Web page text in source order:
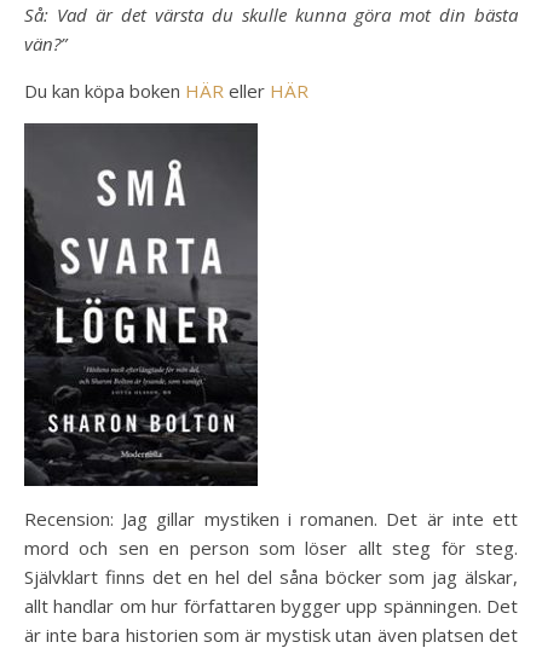
Så: Vad är det värsta du skulle kunna göra mot din bästa
vän?”
Du kan köpa boken HÄR eller HÄR
Recension: Jag gillar mystiken i romanen. Det är inte ett
mord och sen en person som löser allt steg för steg.
Självklart finns det en hel del såna böcker som jag älskar,
allt handlar om hur författaren bygger upp spänningen. Det
är inte bara historien som är mystisk utan även platsen det